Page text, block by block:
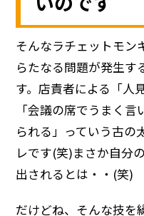
そんなラチェットモン
らたなる問題が発生す
す。店責者による「人
「会議の席でうまく
られる」っていう古の
レです(笑)まさか自分
出されるとは・・(笑)
だけどね、そんな技を